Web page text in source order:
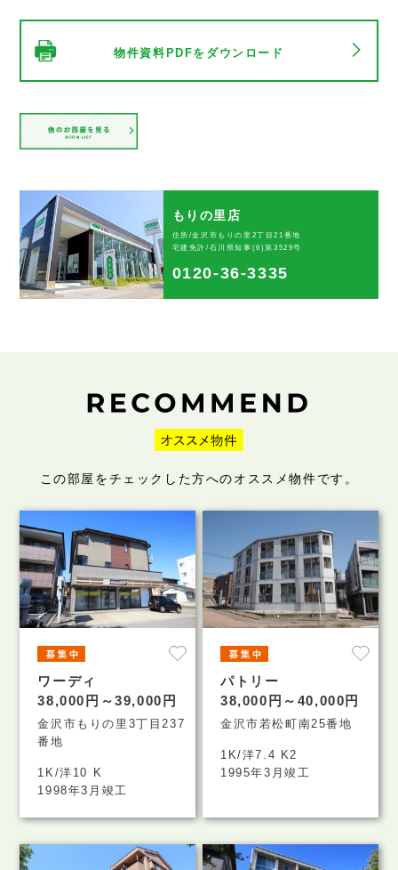
物件資料PDFをダウンロード
もりの里店
住所/金沢市もりの里2丁目21番地
宅建免許/石川県知事(6)第3529号
0120-36-3335
この部屋をチェックした方へのオススメ物件です。
ワーディ
38,000円～39,000円
金沢市もりの里3丁目237
番地
1K/洋10 K
1998年3月竣工
パトリー
38,000円～40,000円
金沢市若松町南25番地
1K/洋7.4 K2
1995年3月竣工